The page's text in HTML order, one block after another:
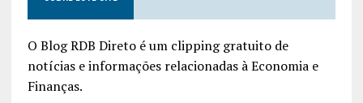
O Blog RDB Direto é um clipping gratuito de
notícias e informações relacionadas à Economia e
Finanças.